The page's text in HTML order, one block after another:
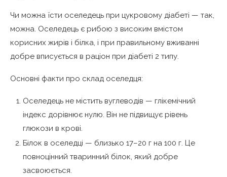
Чи можна їсти оселедець при цукровому діабеті — так,
можна. Оселедець є рибою з високим вмістом
корисних жирів і білка, і при правильному вживанні
добре вписується в раціон при діабеті 2 типу.
Основні факти про склад оселедця:
Оселедець не містить вуглеводів — глікемічний
індекс дорівнює нулю. Він не підвищує рівень
глюкози в крові.
Білок в оселедці — близько 17–20 г на 100 г. Це
повноцінний тваринний білок, який добре
засвоюється.